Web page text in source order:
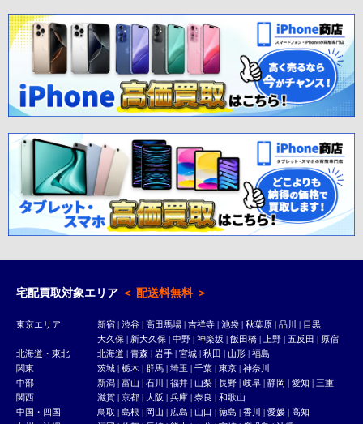
宅配買取対象エリア ＜ 配送料無料 ＞
東京エリア 新宿 | 渋谷 | 高田馬場 | 吉祥寺 | 池袋 | 秋葉原 | 品川 | 目黒
大久保 | 新大久保 | 中野 | 神楽坂 | 飯田橋 | 上野 | 五反田 | 原宿
北海道・東北
北海道 | 青森 | 岩手 | 宮城 | 秋田 | 山形 | 福島
関東
茨城 | 栃木 | 群馬 | 埼玉 | 千葉 | 東京 | 神奈川
中部
新潟 | 富山 | 石川 | 福井 | 山梨 | 長野 | 岐阜 | 静岡 | 愛知 | 三重
関西
滋賀 | 京都 | 大阪 | 兵庫 | 奈良 | 和歌山
中国・四国
鳥取 | 島根 | 岡山 | 広島 | 山口 | 徳島 | 香川 | 愛媛 | 高知